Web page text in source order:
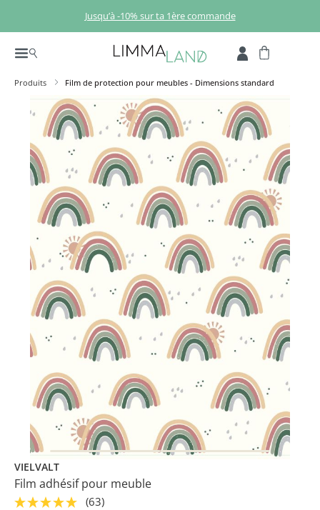
Passer au contenu principalJusqu’à -10% sur ta 1ère commande
Produits Film de protection pour meubles - Dimensions standard
VIELVALT
Film adhésif pour meuble
(63)